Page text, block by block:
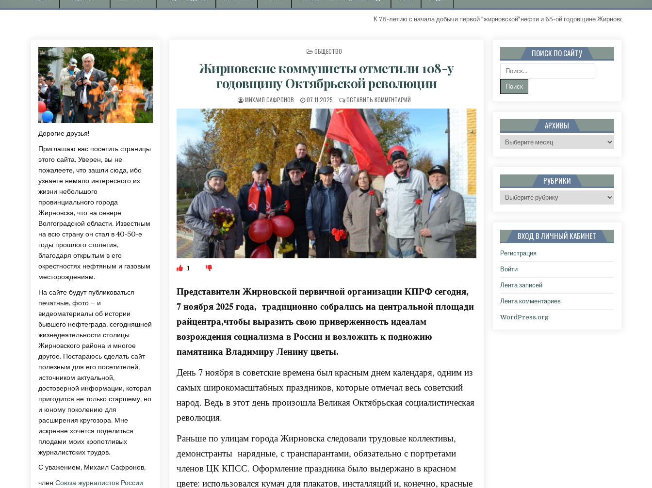
К 75-летию с начала добычи первой "жирновской"нефти и 65-ой годовщине Жирновского
ОПУБЛИКОВАНО В
ОБЩЕСТВО
Жирновские коммунисты отметили 108-у
годовщину Октябрьской революции
АВТОР:
МИХАИЛ САФРОНОВ ДАТА ПУБЛИКАЦИИ:
07.11.2025 ОСТАВИТЬ КОММЕНТАРИЙК ЖИРНОВСКИЕ КОММУНИСТЫ ОТМЕТИЛИ 108-У ГОДОВЩИНУ ОКТЯБРЬСКОЙ РЕВОЛЮЦИИ
1
Представители Жирновской первичной организации КПРФ сегодня,
7 ноября 2025 года, традиционно собрались на центральной площади
райцентра,чтобы выразить свою приверженность идеалам
возрождения социализма в России и возложить к подножию
памятника Владимиру Ленину цветы.
День 7 ноября в советские времена был красным днем календаря, одним из
самых широкомасштабных праздников, которые отмечал весь советский
народ. Ведь в этот день произошла Великая Октябрьская социалистическая
революция.
Раньше по улицам города Жирновска следовали трудовые коллективы,
демонстранты нарядные, с транспарантами, обязательно с портретами
членов ЦК КПСС. Оформление праздника было выдержано в красном
цвете: использовался кумач для плакатов, инсталляций и, конечно, красные
Дорогие друзья!
Приглашаю вас посетить страницы
этого сайта. Уверен, вы не
пожалеете, что зашли сюда, ибо
узнаете немало интересного из
жизни небольшого
провинциального города
Жирновска, что на севере
Волгоградской области. Известным
на всю страну он стал в 40-50-е
годы прошлого столетия,
благодаря открытым в его
окрестностях нефтяным и газовым
месторождениям.
На сайте будут публиковаться
печатные, фото – и
видеоматериалы об истории
бывшего нефтеграда, сегодняшней
жизнедеятельности столицы
Жирновского района и многое
другое. Постараюсь сделать сайт
полезным для его посетителей,
источником актуальной,
достоверной информации, которая
пригодится не только старшему, но
и юному поколению для
расширения кругозора. Мне
искренне хочется поделиться
плодами моих кропотливых
журналистских трудов.
С уважением, Михаил Сафронов,
членСоюза журналистов России
ПОИСК ПО САЙТУ
Поиск:
АРХИВЫ
Архивы
РУБРИКИ
Рубрики
ВХОД В ЛИЧНЫЙ КАБИНЕТ
Регистрация
Войти
Лента записей
Лента комментариев
WordPress.org